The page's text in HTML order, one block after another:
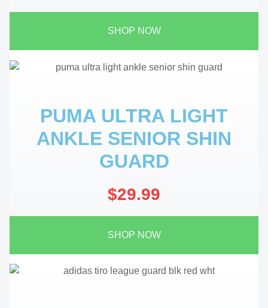
SHOP NOW
PUMA ULTRA LIGHT
ANKLE SENIOR SHIN
GUARD
$29.99
SHOP NOW